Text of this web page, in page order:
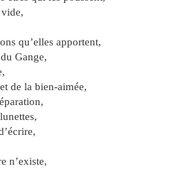
qu’elles apportent,
Gange,
de la bien-aimée,
n’existe,